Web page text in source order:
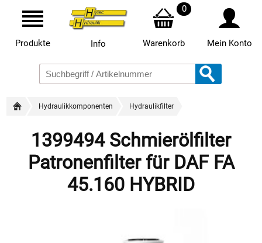
Produkte Info
0
Warenkorb Mein Konto
Hydraulikkomponenten Hydraulikfilter
1399494 Schmierölfilter
Patronenfilter für DAF FA
45.160 HYBRID